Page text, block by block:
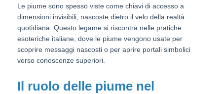
Le piume sono spesso viste come chiavi di accesso a
dimensioni invisibili, nascoste dietro il velo della realtà
quotidiana. Questo legame si riscontra nelle pratiche
esoteriche italiane, dove le piume vengono usate per
scoprire messaggi nascosti o per aprire portali simbolici
verso conoscenze superiori.
Il ruolo delle piume nel